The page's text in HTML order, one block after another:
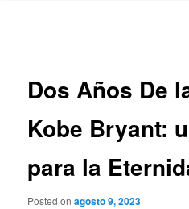
Dos Años De
Kobe Bryant:
para la
Posted onagosto 9, 2023